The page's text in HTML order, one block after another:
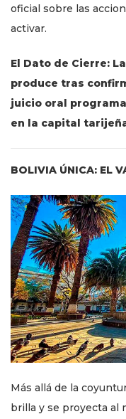
oficial sobre las
activar.
El Dato de Cierre:
produce tras
juicio oral
en la capital
BOLIVIA ÚNICA: EL
Más allá de la
brilla y se proyecta al